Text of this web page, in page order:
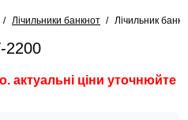
Лічильники банкнот Лічильник
2200
актуальні ціни уточнюйте